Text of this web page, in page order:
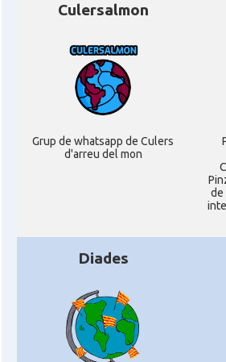
Culersalmon
Grup de whatsapp de Culers
d'arreu del mon
de
Diades